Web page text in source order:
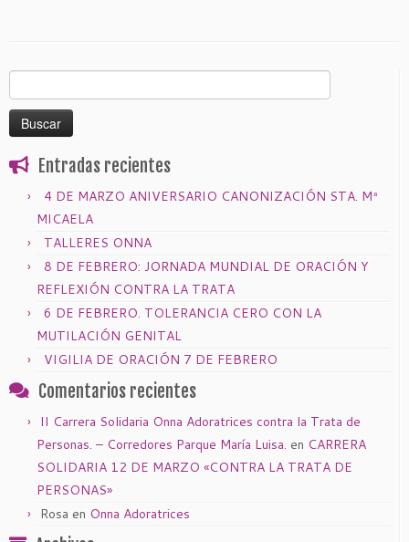
Entradas recientes
4 DE MARZO ANIVERSARIO CANONIZACIÓN STA. Mª
MICAELA
TALLERES ONNA
8 DE FEBRERO: JORNADA MUNDIAL DE ORACIÓN Y
REFLEXIÓN CONTRA LA TRATA
6 DE FEBRERO. TOLERANCIA CERO CON LA
MUTILACIÓN GENITAL
VIGILIA DE ORACIÓN 7 DE FEBRERO
Comentarios recientes
II Carrera Solidaria Onna Adoratrices contra la Trata de
Personas. – Corredores Parque María Luisa. en CARRERA
SOLIDARIA 12 DE MARZO «CONTRA LA TRATA DE
PERSONAS»
Rosa en Onna Adoratrices